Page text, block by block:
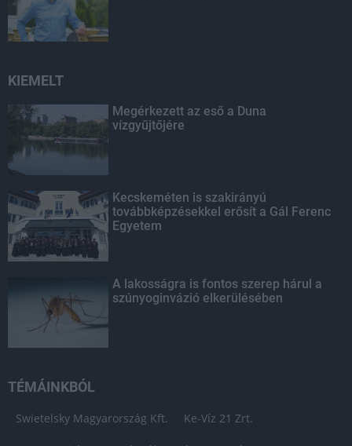
KIEMELT
Megérkezett az eső a Duna
vízgyűjtőjére
Kecskeméten is szakirányú
továbbképzésekkel erősít a Gál Ferenc
Egyetem
A lakosságra is fontos szerep hárul a
szúnyoginvázió elkerülésében
TÉMÁINKBÓL
Swietelsky Magyarország Kft. Ke-Víz 21 Zrt.